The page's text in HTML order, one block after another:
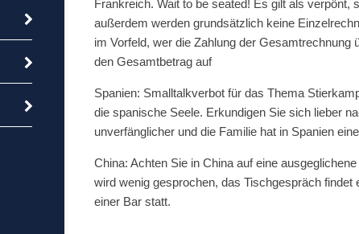
Frankreich. Wait to be seated! Es gilt als
außerdem werden grundsätzlich keine
im Vorfeld, wer die Zahlung der
den Gesamtbetrag auf
Spanien: Smalltalkverbot für das Thema
die spanische Seele. Erkundigen Sie sich lieber
unverfänglicher und die Familie hat in Spanien
China: Achten Sie in China auf eine
wird wenig gesprochen, das Tischgespräch
einer Bar statt.